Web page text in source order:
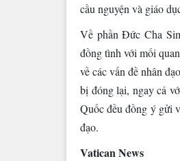
cầu nguyện và giáo
Về phần Đức Cha
đồng tình với mối
về các vấn đề nhân
bị đóng lại, ngay cả
Quốc đều đồng ý gửi
đạo.
Vatican News